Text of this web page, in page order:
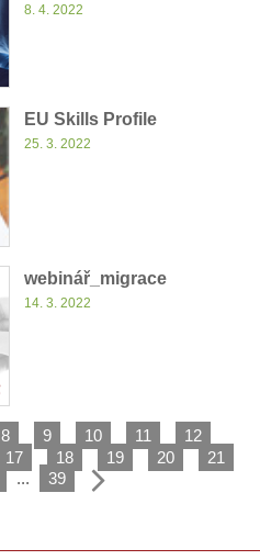
8. 4. 2022
EU Skills Profile
25. 3. 2022
webinář_migrace
14. 3. 2022
8 9 10 11
12
17 18 19 20
21
... 39